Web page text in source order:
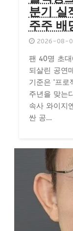
분기 실
주주 배
2026-08-
팬 40명 초
되살린 공연
기준은 '프로
주년을 맞는
속사 와이지
싼 공...